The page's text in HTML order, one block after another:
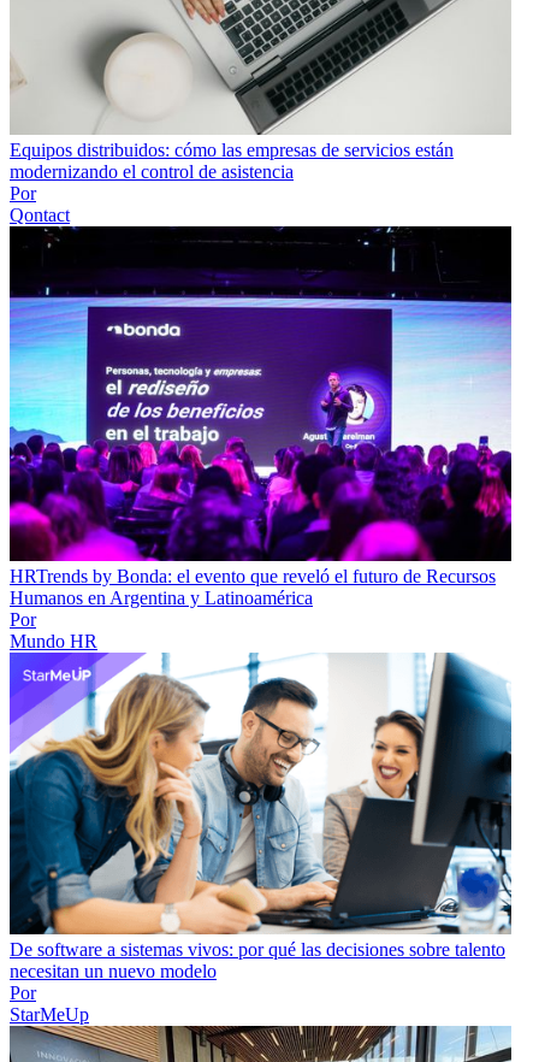
Equipos distribuidos: cómo las empresas de servicios están
modernizando el control de asistencia
Por
Qontact
HRTrends by Bonda: el evento que reveló el futuro de Recursos
Humanos en Argentina y Latinoamérica
Por
Mundo HR
De software a sistemas vivos: por qué las decisiones sobre talento
necesitan un nuevo modelo
Por
StarMeUp